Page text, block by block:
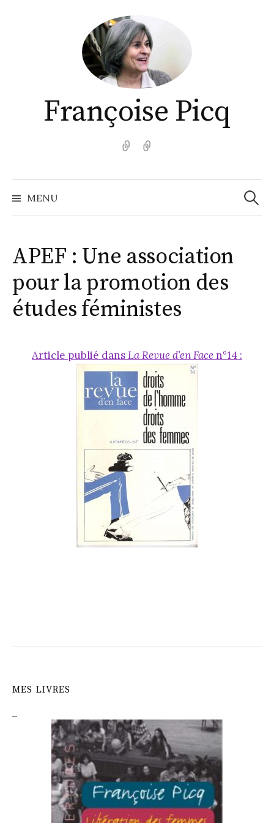
Françoise Picq
English
MENU
APEF : Une association
pour la promotion des
études féministes
Article publié dansLa Revue d’en Face n°14 :
MES LIVRES